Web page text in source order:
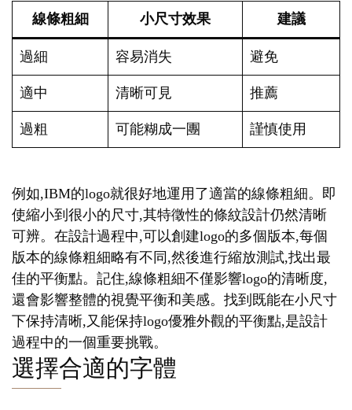
線條粗細 小尺寸效果 建議
過細 容易消失 避免
適中 清晰可見 推薦
過粗 可能糊成一團 謹慎使用
例如,IBM的logo就很好地運用了適當的線條粗細。即
使縮小到很小的尺寸,其特徵性的條紋設計仍然清晰
可辨。在設計過程中,可以創建logo的多個版本,每個
版本的線條粗細略有不同,然後進行縮放測試,找出最
佳的平衡點。記住,線條粗細不僅影響logo的清晰度,
還會影響整體的視覺平衡和美感。找到既能在小尺寸
下保持清晰,又能保持logo優雅外觀的平衡點,是設計
過程中的一個重要挑戰。
選擇合適的字體